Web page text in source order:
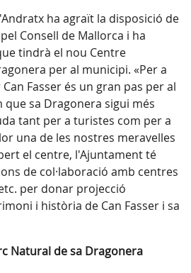
ha agraït la disposició de
Consell de Mallorca i ha
tindrà el nou Centre
per al municipi. «Per a
Fasser és un gran pas per al
sa Dragonera sigui més
tant per a turistes com per a
una de les nostres meravelles
el centre, l'Ajuntament té
de col·laboració amb centres
per donar projecció
i història de Can Fasser i sa
Natural de sa Dragonera